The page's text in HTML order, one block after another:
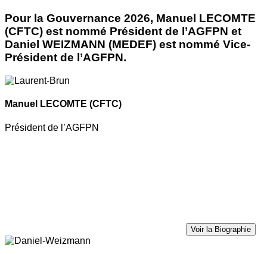
Pour la Gouvernance 2026, Manuel LECOMTE
(CFTC) est nommé Président de l’AGFPN et
Daniel WEIZMANN (MEDEF) est nommé Vice-
Président de l’AGFPN.
Manuel LECOMTE (CFTC)
Président de l’AGFPN
Voir la Biographie